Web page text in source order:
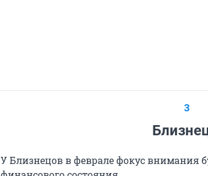
3
У Близнецов в феврале фокус внимания